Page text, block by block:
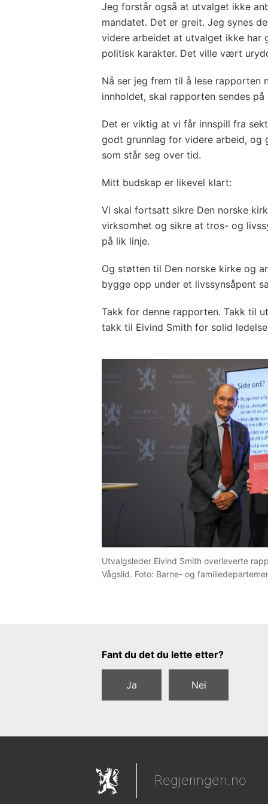
Jeg forstår også at utvalget ikke
mandatet. Det er greit. Jeg synes
videre arbeidet at utvalget ikke har
politisk karakter. Det ville vært
Nå ser jeg frem til å lese rapporten
innholdet, skal rapporten sendes
Det er viktig at vi får innspill fra
godt grunnlag for videre arbeid, og
som står seg over tid.
Mitt budskap er likevel klart:
Vi skal fortsatt sikre Den norske
virksomhet og sikre at tros- og
på lik linje.
Og støtten til Den norske kirke og
bygge opp under et livssynsåpent
Takk for denne rapporten. Takk til
takk til Eivind Smith for solid
Utvalgsleder Eivind Smith overleverte
Vågslid. Foto: Barne- og
Tilbakemeldingsskjema
Fant du det du lette etter?
Ja Nei
Regjeringen.no